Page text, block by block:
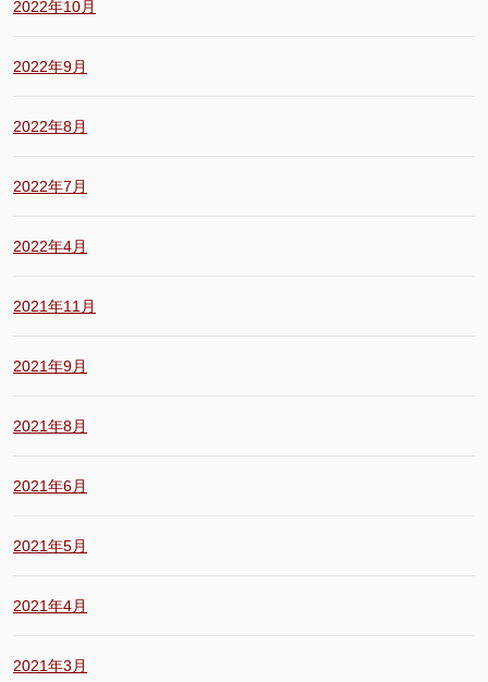
2022年10月
2022年9月
2022年8月
2022年7月
2022年4月
2021年11月
2021年9月
2021年8月
2021年6月
2021年5月
2021年4月
2021年3月